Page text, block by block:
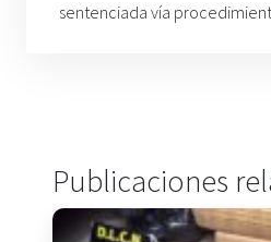
sentenciada vía
Publicaciones